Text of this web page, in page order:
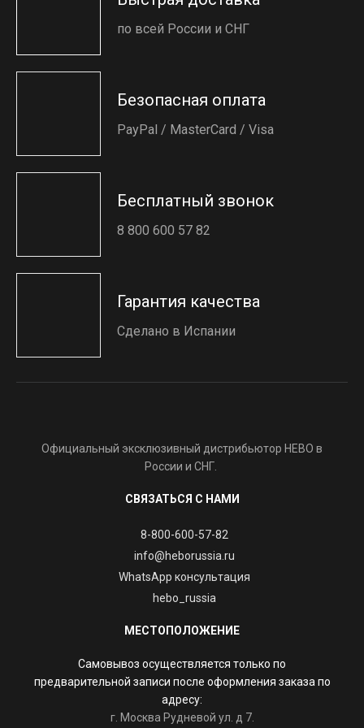
по всей России и СНГ
Безопасная оплата
PayPal / MasterCard / Visa
Бесплатный звонок
8 800 600 57 82
Гарантия качества
Сделано в Испании
Официальный эксклюзивный дистрибьютор HEBO в
России и СНГ.
СВЯЗАТЬСЯ С НАМИ
8-800-600-57-82
info@heborussia.ru
WhatsApp консультация
hebo_russia
МЕСТОПОЛОЖЕНИЕ
Самовывоз осуществляется только по
предварительной записи после оформления заказа по
адресу:
г. Москва Рудневой ул. д 7.